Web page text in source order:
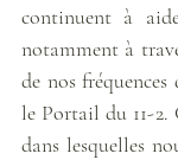
continuent à
notamment à
de nos
le Portail du 11-2.
dans lesquelles